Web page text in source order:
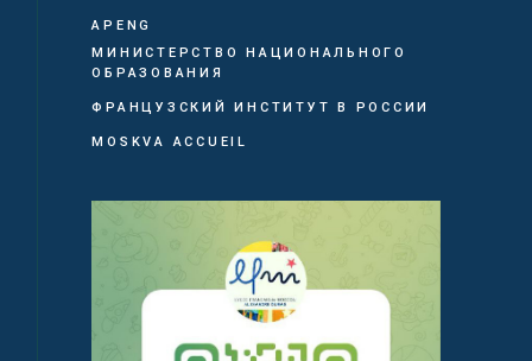
APENG
МИНИСТЕРСТВО НАЦИОНАЛЬНОГО
ОБРАЗОВАНИЯ
ФРАНЦУЗСКИЙ ИНСТИТУТ В РОССИИ
MOSKVA ACCUEIL